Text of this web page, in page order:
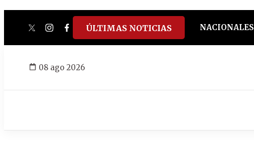
twitterinstagram
facebook
tiktokyoutube
spotify
ÚLTIMAS NOTICIAS NACIONALES
08 ago 2026